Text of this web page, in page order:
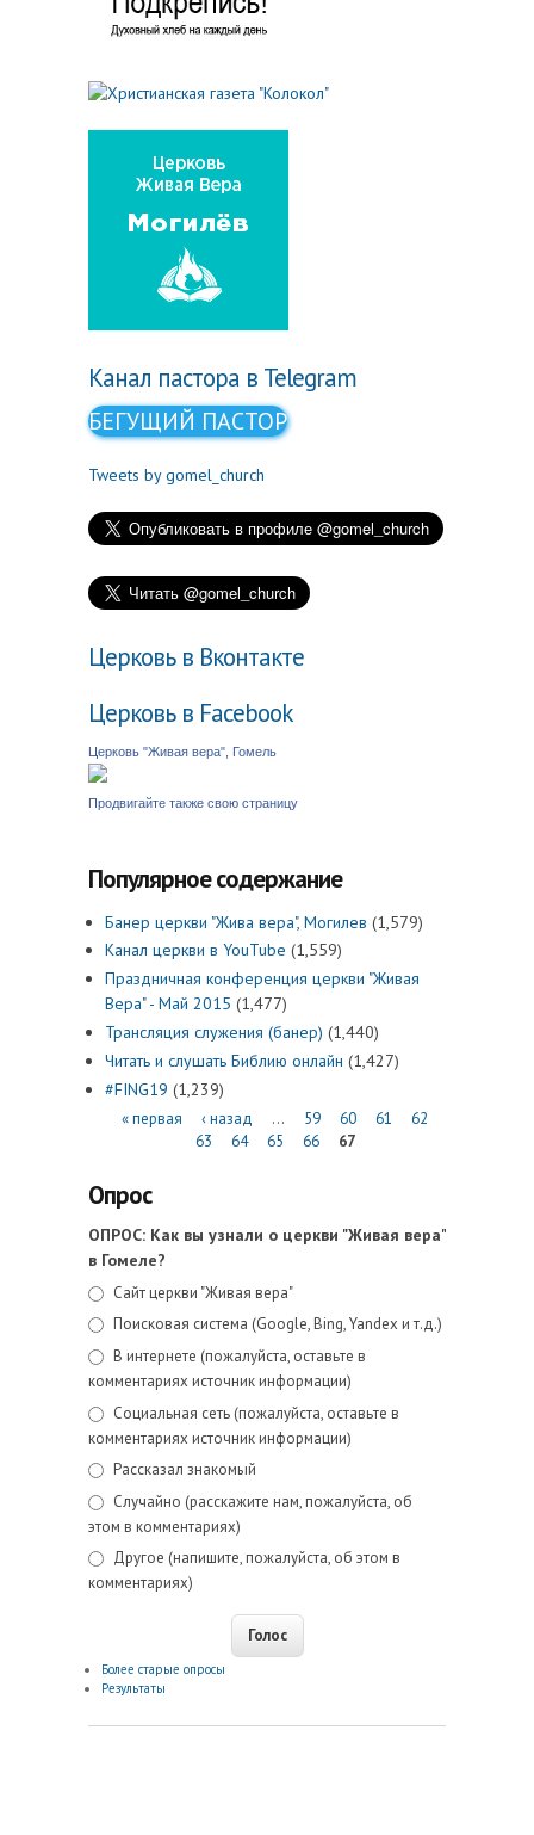
Канал пастора в Telegram
БЕГУЩИЙ ПАСТОР
Tweets by gomel_church
Церковь в Вконтакте
Церковь в Facebook
Церковь "Живая вера", Гомель
Продвигайте также свою страницу
Популярное содержание
Банер церкви "Жива вера", Могилев (1,579)
Канал церкви в YouTube (1,559)
Праздничная конференция церкви "Живая
Вера" - Май 2015 (1,477)
Трансляция служения (банер) (1,440)
Читать и слушать Библию онлайн (1,427)
#FING19 (1,239)
Страницы
« первая ‹ назад … 59 60 61
62
63
64 65 66 67
Опрос
ОПРОС: Как вы узнали о церкви "Живая вера"
в Гомеле?
Варианты ответов
Сайт церкви "Живая вера"
Поисковая система (Google, Bing, Yandex и т.д.)
В интернете (пожалуйста, оставьте в
комментариях источник информации)
Социальная сеть (пожалуйста, оставьте в
комментариях источник информации)
Рассказал знакомый
Случайно (расскажите нам, пожалуйста, об
этом в комментариях)
Другое (напишите, пожалуйста, об этом в
комментариях)
Более старые опросы
Результаты